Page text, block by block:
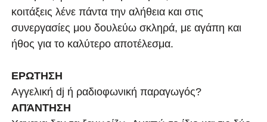
κοιτάξεις λένε πάντα την αλήθεια και στις
συνεργασίες μου δουλεύω σκληρά, με αγάπη και
ήθος για το καλύτερο αποτέλεσμα.
ΕΡΩΤΗΣΗ
Αγγελική dj ή ραδιοφωνική παραγωγός?
ΑΠΆΝΤΗΣΗ